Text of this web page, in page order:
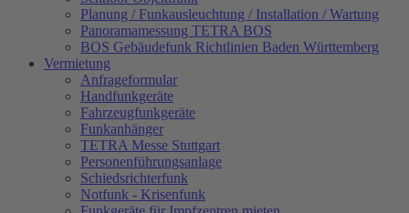
Planung / Funkausleuchtung / Installation / Wartung
Panoramamessung TETRA BOS
BOS Gebäudefunk Richtlinien Baden Württemberg
Vermietung
Anfrageformular
Handfunkgeräte
Fahrzeugfunkgeräte
Funkanhänger
TETRA Messe Stuttgart
Personenführungsanlage
Schiedsrichterfunk
Notfunk - Krisenfunk